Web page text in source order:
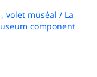
volet muséal / La
component